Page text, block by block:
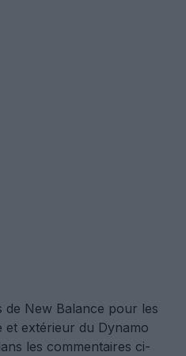
de New Balance pour les
et extérieur du Dynamo
les commentaires ci-